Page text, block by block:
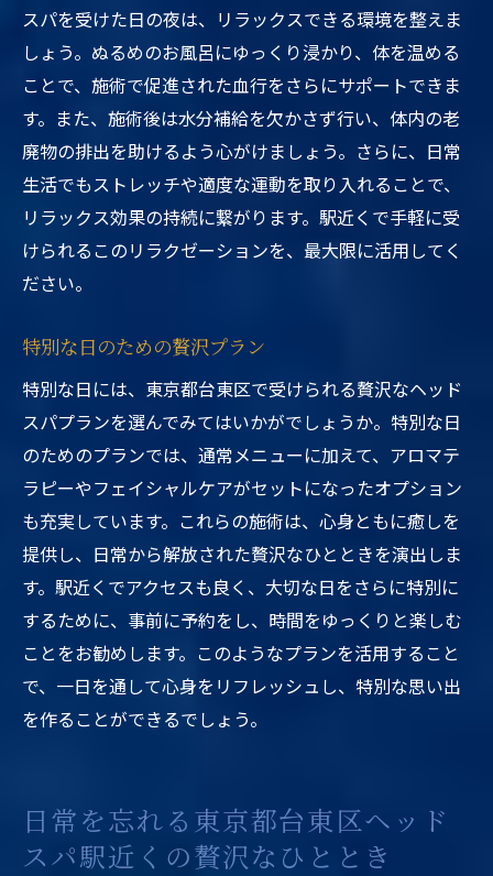
スパを受けた日の夜は、リラックスできる環境を整えま
しょう。ぬるめのお風呂にゆっくり浸かり、体を温める
ことで、施術で促進された血行をさらにサポートできま
す。また、施術後は水分補給を欠かさず行い、体内の老
廃物の排出を助けるよう心がけましょう。さらに、日常
生活でもストレッチや適度な運動を取り入れることで、
リラックス効果の持続に繋がります。駅近くで手軽に受
けられるこのリラクゼーションを、最大限に活用してく
ださい。
特別な日のための贅沢プラン
特別な日には、東京都台東区で受けられる贅沢なヘッド
スパプランを選んでみてはいかがでしょうか。特別な日
のためのプランでは、通常メニューに加えて、アロマテ
ラピーやフェイシャルケアがセットになったオプション
も充実しています。これらの施術は、心身ともに癒しを
提供し、日常から解放された贅沢なひとときを演出しま
す。駅近くでアクセスも良く、大切な日をさらに特別に
するために、事前に予約をし、時間をゆっくりと楽しむ
ことをお勧めします。このようなプランを活用すること
で、一日を通して心身をリフレッシュし、特別な思い出
を作ることができるでしょう。
日常を忘れる東京都台東区ヘッド
スパ駅近くの贅沢なひととき